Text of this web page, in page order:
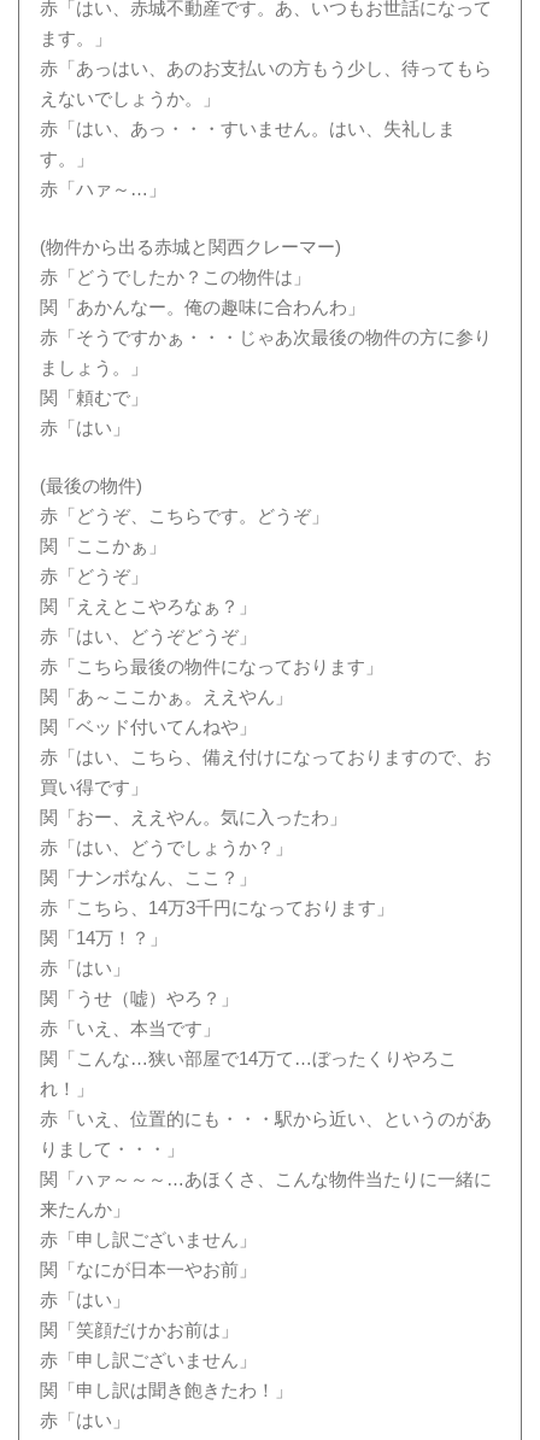
赤「はい、赤城不動産です。あ、いつもお世話になって
ます。」
赤「あっはい、あのお支払いの方もう少し、待ってもら
えないでしょうか。」
赤「はい、あっ・・・すいません。はい、失礼しま
す。」
赤「ハァ～…」
(物件から出る赤城と関西クレーマー)
赤「どうでしたか？この物件は」
関「あかんなー。俺の趣味に合わんわ」
赤「そうですかぁ・・・じゃあ次最後の物件の方に参り
ましょう。」
関「頼むで」
赤「はい」
(最後の物件)
赤「どうぞ、こちらです。どうぞ」
関「ここかぁ」
赤「どうぞ」
関「ええとこやろなぁ？」
赤「はい、どうぞどうぞ」
赤「こちら最後の物件になっております」
関「あ～ここかぁ。ええやん」
関「ベッド付いてんねや」
赤「はい、こちら、備え付けになっておりますので、お
買い得です」
関「おー、ええやん。気に入ったわ」
赤「はい、どうでしょうか？」
関「ナンボなん、ここ？」
赤「こちら、14万3千円になっております」
関「14万！？」
赤「はい」
関「うせ（嘘）やろ？」
赤「いえ、本当です」
関「こんな…狭い部屋で14万て…ぼったくりやろこ
れ！」
赤「いえ、位置的にも・・・駅から近い、というのがあ
りまして・・・」
関「ハァ～～～…あほくさ、こんな物件当たりに一緒に
来たんか」
赤「申し訳ございません」
関「なにが日本一やお前」
赤「はい」
関「笑顔だけかお前は」
赤「申し訳ございません」
関「申し訳は聞き飽きたわ！」
赤「はい」